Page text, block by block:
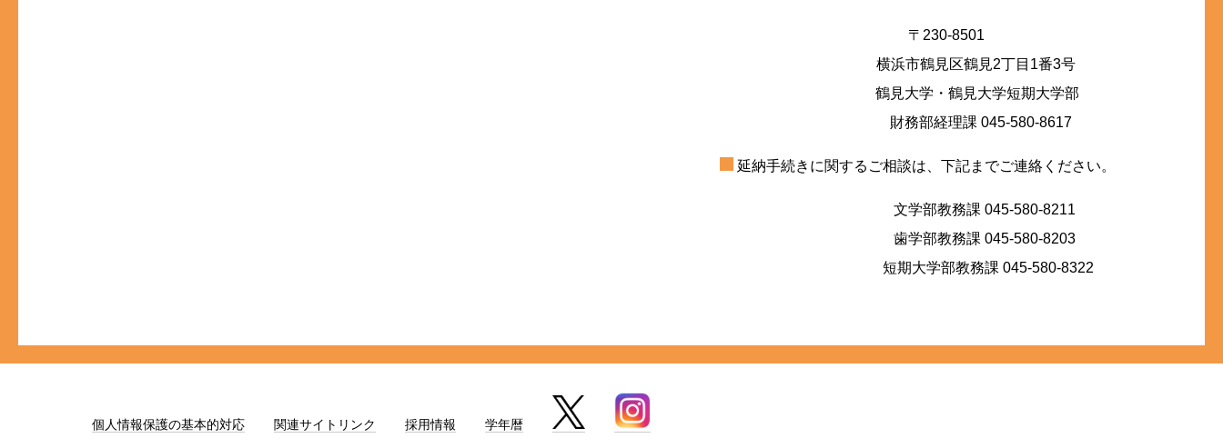
〒230-8501
横浜市鶴見区鶴見2丁目1番3号
鶴見大学・鶴見大学短期大学部
財務部経理課 045-580-8617
延納手続きに関するご相談は、下記までご連絡ください。
文学部教務課 045-580-8211
歯学部教務課 045-580-8203
短期大学部教務課 045-580-8322
個人情報保護の基本的対応 関連サイトリンク 採用情報 学年暦